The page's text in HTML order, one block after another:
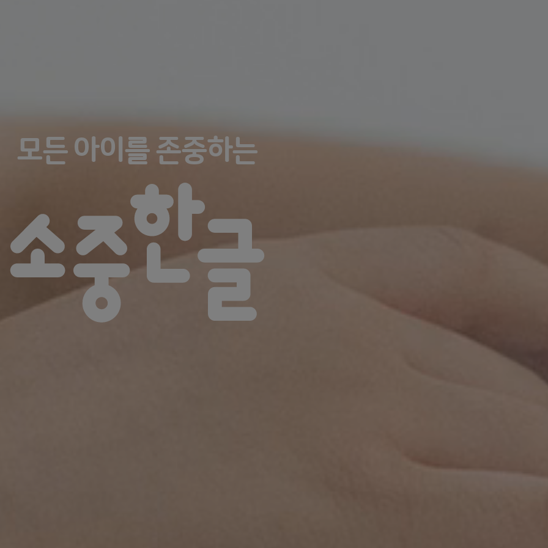
즐거운 속도로 배우는
모든 아이를 존중하는
다양한 구성으로 배우는